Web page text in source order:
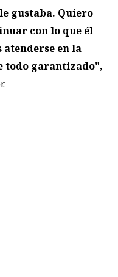
gustaba. Quiero
con lo que él
atenderse en la
todo garantizado",